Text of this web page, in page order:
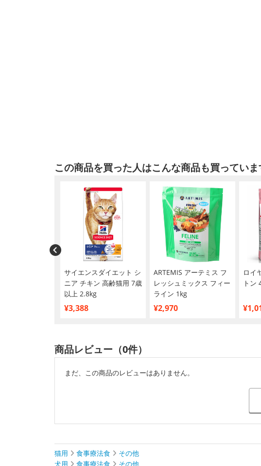
この商品を買った人はこんな商品も買っていま
サイエンスダイエット シ
ニア チキン 高齢猫用 7歳
以上 2.8kg
¥3,388
ARTEMIS アーテミス フ
レッシュミックス フィー
ライン 1kg
¥2,970
ロイ
トン
商品レビュー（0件）
まだ、この商品のレビューはありません。
猫用 食事療法食
その他
犬用
食事療法食
その他